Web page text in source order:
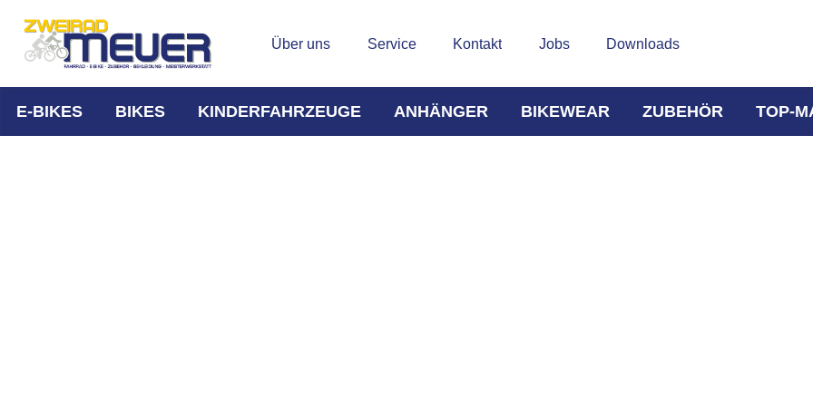
Über uns Service Kontakt Jobs Downloads
E-BIKES BIKES KINDERFAHRZEUGE ANHÄNGER BIKEWEAR ZUBEHÖR TOP-